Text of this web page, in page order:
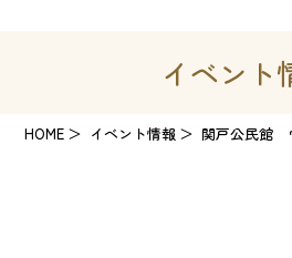
イベント
HOME イベント情報 関戸公民館